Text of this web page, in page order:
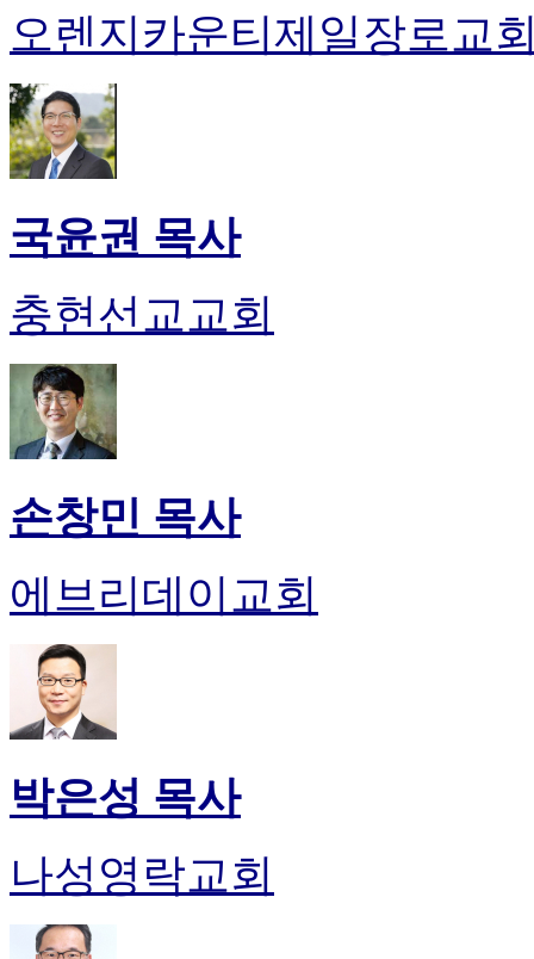
오렌지카운티제일장로교
국윤권 목사
충현선교교회
손창민 목사
에브리데이교회
박은성 목사
나성영락교회